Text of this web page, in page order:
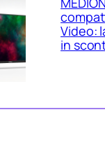
Video:
in